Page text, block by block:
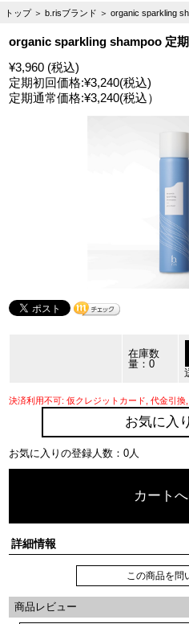
トップ ＞ b.risブランド ＞ organic sparkling
organic sparkling shampoo 定
¥3,960 (税込)
定期初回価格:¥3,240(税込)
定期通常価格:¥3,240(税込）
在庫数
量：0
決済利用不可: 仮クレジットカード, 代金引換
お気に入
お気に入りの登録人数：0人
カート
詳細情報
この商品を問
商品レビュー